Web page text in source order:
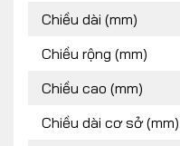
Chiều dài (mm)
Chiều rộng (mm)
Chiều cao (mm)
Chiều dài cơ sở (mm)